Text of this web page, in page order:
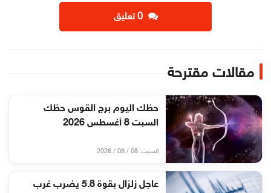
‫0 تعليق
مقالات مقترحة
حظك اليوم برج القوس حظك
السبت 8 أغسطس 2026
السبت: 08 / 08 / 2026
عاجل زلزال بقوة 5.8 يضرب غرب